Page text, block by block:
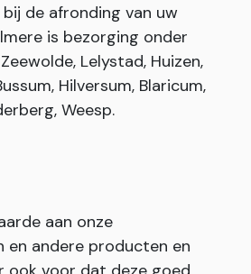
de afronding van uw
is bezorging onder
Lelystad, Huizen,
Hilversum, Blaricum,
Weesp.
aan onze
en andere producten en